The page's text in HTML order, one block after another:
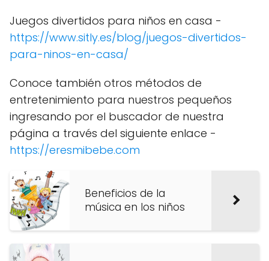
Juegos divertidos para niños en casa -
https://www.sitly.es/blog/juegos-divertidos-
para-ninos-en-casa/
Conoce también otros métodos de
entretenimiento para nuestros pequeños
ingresando por el buscador de nuestra
página a través del siguiente enlace -
https://eresmibebe.com
Beneficios de la
música en los niños